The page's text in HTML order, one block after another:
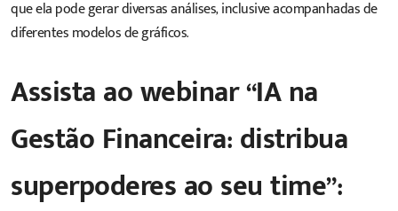
que ela pode gerar diversas análises, inclusive acompanhadas de
diferentes modelos de gráficos.
Assista ao webinar “IA na
Gestão Financeira: distribua
superpoderes ao seu time”: